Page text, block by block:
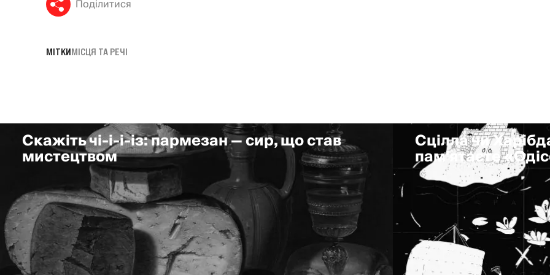
Поділитися
МІТКИМІСЦЯ ТА РЕЧІ
Скажіть чі-і-і-із: пармезан — сир, що став
мистецтвом
Сцілла чи
пам'ятаєте